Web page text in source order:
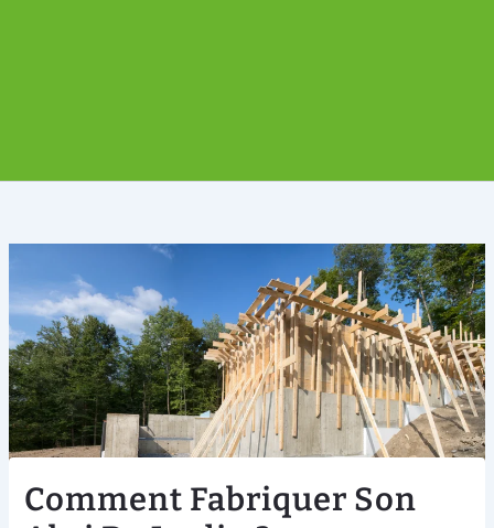
Comment Fabriquer Son